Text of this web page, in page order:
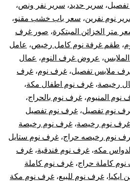
، سرير حديد، سرير نفر ونص،
نوم نفرين، سعر باب خشب مقنو،
متر الخزائن المبتكرة، صور غرف
، طقم غرفة نوم كامل رخيص، عامل
، عروض غرف النوم، عمال
ملابس تفصيل، غرف نوم، غرف
رخيصة، غرف نوم اطفال مكة،
نوم المنيوم، غرف نوم بالحراج،
نوم تفصيل، غرف نوم تفصيل
غرف نوم رخيصة، غرف نوم رخيصة
نوم رخيصه حراج، غرف نوم ستايل
مكه، غرف نوم فندقية، غرف
كاملة حراج، غرف نوم كاملة
ايكيا، غرف نوم للبيع، غرف نوم مكة